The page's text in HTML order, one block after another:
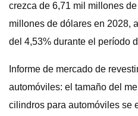
crezca de 6,71 mil millones
millones de dólares en 2028,
del 4,53% durante el período
Informe de mercado de
automóviles: el tamaño del
cilindros para automóviles se